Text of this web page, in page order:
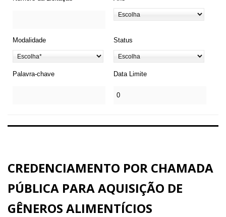
Modalidade Status
Palavra-chave Data Limite
CREDENCIAMENTO POR CHAMADA
PÚBLICA PARA AQUISIÇÃO DE
GÊNEROS ALIMENTÍCIOS